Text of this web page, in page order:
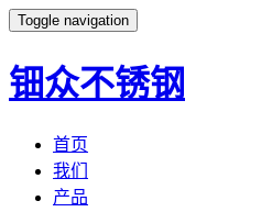
Toggle navigation
钿众不锈钢
首页
我们
产品